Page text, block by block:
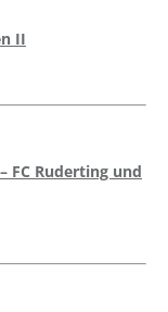
II
FC Ruderting und